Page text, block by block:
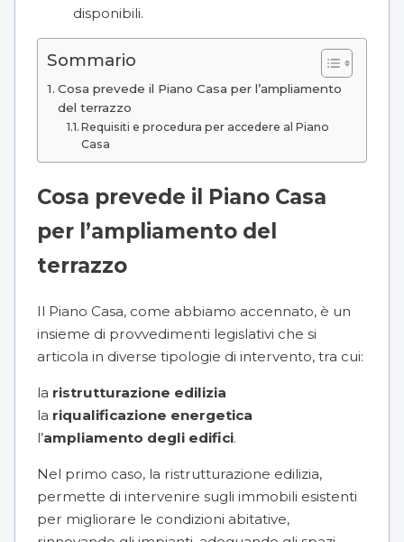
disponibili.
Sommario
Cosa prevede il Piano Casa per l’ampliamento
del terrazzo
Requisiti e procedura per accedere al Piano
Casa
Cosa prevede il Piano Casa
per l’ampliamento del
terrazzo
Il Piano Casa, come abbiamo accennato, è un
insieme di provvedimenti legislativi che si
articola in diverse tipologie di intervento, tra cui:
la ristrutturazione edilizia
la riqualificazione energetica
l’ampliamento degli edifici.
Nel primo caso, la ristrutturazione edilizia,
permette di intervenire sugli immobili esistenti
per migliorare le condizioni abitative,